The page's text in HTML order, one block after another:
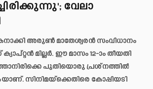
വേലാ
അരുൺ മാതേശ്വരൻ സംവിധാനം
മില്ലർ. ഈ മാസം 12-ാം തീയതി
പുതിയൊരു പ്രശ്നത്തിൽ
സിനിമയ്ക്കെതിരെ കോപ്പിയടി